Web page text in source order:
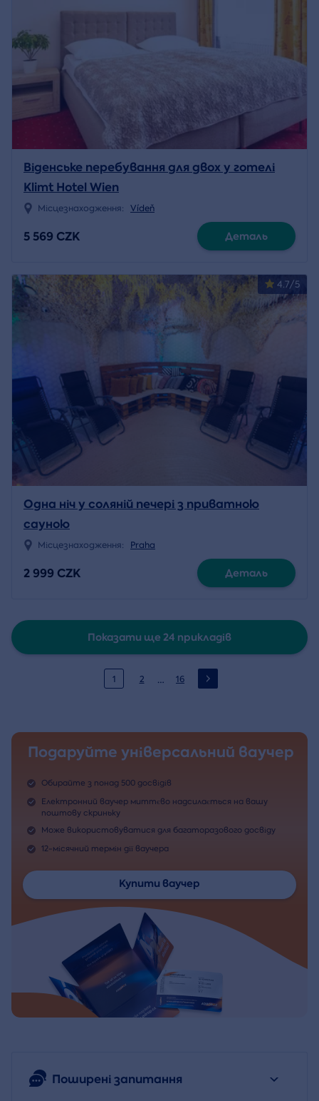
Віденське перебування для двох у готелі
Klimt Hotel Wien
Місцезнаходження: Vídeň
5 569 CZK Деталь
4.7/5
Одна ніч у соляній печері з приватною
сауною
Місцезнаходження: Praha
2 999 CZK Деталь
Показати ще 24 прикладів
1 2 … 16
Подаруйте універсальний ваучер
Обирайте з понад 500 досвідів
Електронний ваучер миттєво надсилається на вашу
поштову скриньку
Може використовуватися для багаторазового досвіду
12-місячний термін дії ваучера
Купити ваучер
Поширені запитання